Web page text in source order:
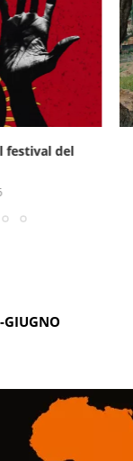
festival del
GIUGNO